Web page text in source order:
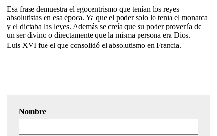
Esa frase demuestra el egocentrismo que tenían los reyes
absolutistas en esa época. Ya que el poder solo lo tenía el monarca
y el dictaba las leyes. Además se creía que su poder provenía de
un ser divino o directamente que la misma persona era Dios.
Luis XVI fue el que consolidó el absolutismo en Francia.
Nombre